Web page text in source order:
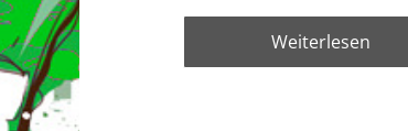
Weiterlesen